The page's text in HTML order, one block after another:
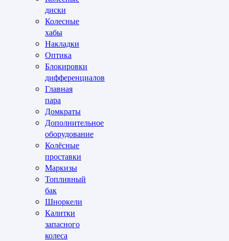
диски
Колесные
хабы
Накладки
Оптика
Блокировки
дифференциалов
Главная
пара
Домкраты
Дополнительное
оборудование
Колёсные
проставки
Маркизы
Топливный
бак
Шноркели
Калитки
запасного
колеса